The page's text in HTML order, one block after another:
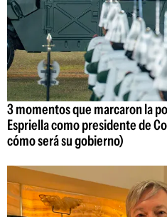
3 momentos que marcaron la
Espriella como presidente de
cómo será su gobierno)